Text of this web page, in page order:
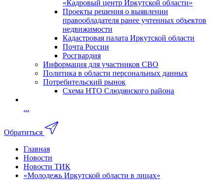
«Кадровый центр Иркутской области»
Проекты решения о выявлении
правообладателя ранее учтенных объектов
недвижимости
Кадастровая палата Иркутской области
Почта России
Росгвардия
Информация для участников СВО
Политика в области персональных данных
Потребительский рынок
Схема НТО Слюдянского района
...
Обратиться
Главная
Новости
Новости ТИК
«Молодежь Иркутской области в лицах»